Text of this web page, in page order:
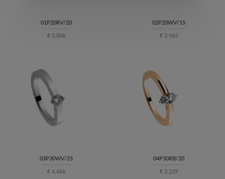
01P20RV/20
€ 3.006
02P20WV/15
€ 3.963
03P30WV/25
€ 4.456
04P30RB/20
€ 3.229